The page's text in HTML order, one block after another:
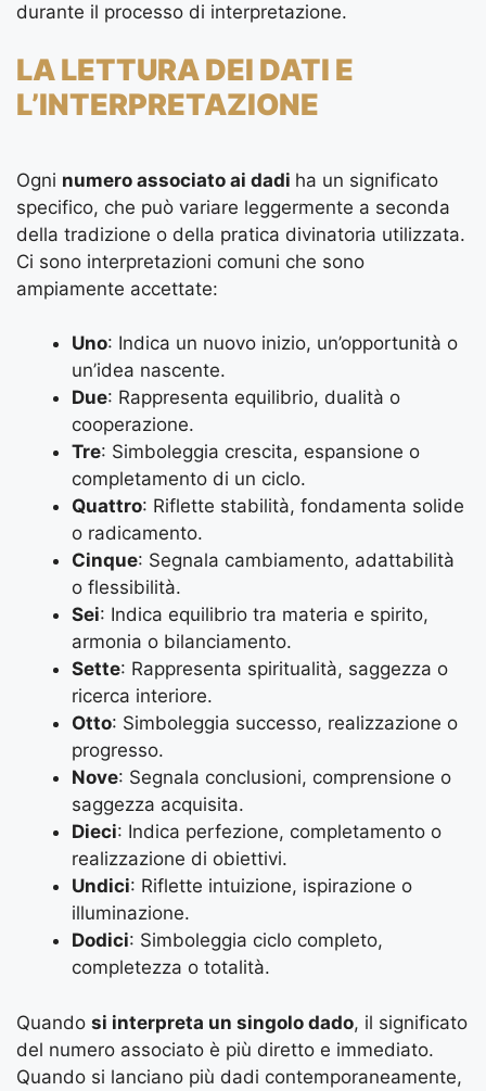
durante il processo di interpretazione.
LA LETTURA DEI DATI E
L’INTERPRETAZIONE
Ogni numero associato ai dadi ha un significato
specifico, che può variare leggermente a seconda
della tradizione o della pratica divinatoria utilizzata.
Ci sono interpretazioni comuni che sono
ampiamente accettate:
Uno: Indica un nuovo inizio, un’opportunità o
un’idea nascente.
Due: Rappresenta equilibrio, dualità o
cooperazione.
Tre: Simboleggia crescita, espansione o
completamento di un ciclo.
Quattro: Riflette stabilità, fondamenta solide
o radicamento.
Cinque: Segnala cambiamento, adattabilità
o flessibilità.
Sei: Indica equilibrio tra materia e spirito,
armonia o bilanciamento.
Sette: Rappresenta spiritualità, saggezza o
ricerca interiore.
Otto: Simboleggia successo, realizzazione o
progresso.
Nove: Segnala conclusioni, comprensione o
saggezza acquisita.
Dieci: Indica perfezione, completamento o
realizzazione di obiettivi.
Undici: Riflette intuizione, ispirazione o
illuminazione.
Dodici: Simboleggia ciclo completo,
completezza o totalità.
Quando si interpreta un singolo dado, il significato
del numero associato è più diretto e immediato.
Quando si lanciano più dadi contemporaneamente,